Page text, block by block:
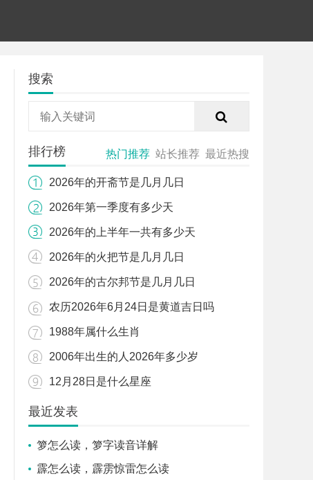
搜索
排行榜 热门推荐 站长推荐 最近热搜
2026年的开斋节是几月几日
2026年第一季度有多少天
2026年的上半年一共有多少天
2026年的火把节是几月几日
2026年的古尔邦节是几月几日
农历2026年6月24日是黄道吉日吗
1988年属什么生肖
2006年出生的人2026年多少岁
12月28日是什么星座
最近发表
箩怎么读，箩字读音详解
霹怎么读，霹雳惊雷怎么读